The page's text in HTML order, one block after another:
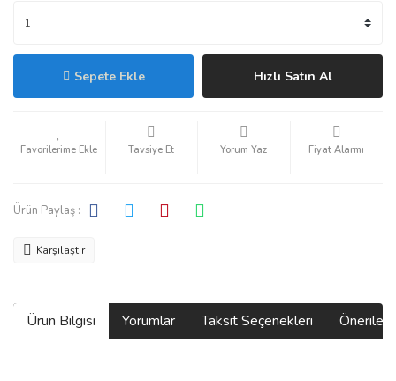
Sepete Ekle Hızlı Satın Al
Tavsiye Et Yorum Yaz Fiyat Alarmı
Ürün Paylaş :
Karşılaştır
Ürün Bilgisi Yorumlar Taksit Seçenekleri